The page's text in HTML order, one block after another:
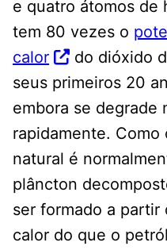
e quatro átomos de
tem 80 vezes o
calor
do dióxido
seus primeiros 20
embora se degrade
rapidamente.
natural é
plâncton
ser formado a partir
calor do que o